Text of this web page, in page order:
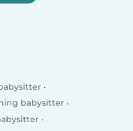
babysitter